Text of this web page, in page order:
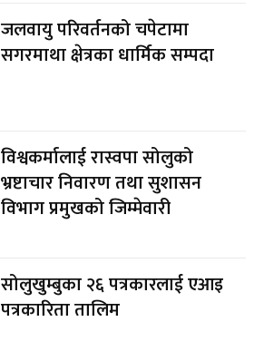
जलवायु परिवर्तनको चपेटामा
सगरमाथा क्षेत्रका धार्मिक सम्पदा
विश्वकर्मालाई रास्वपा सोलुको
भ्रष्टाचार निवारण तथा सुशासन
विभाग प्रमुखको जिम्मेवारी
सोलुखुम्बुका २६ पत्रकारलाई एआइ
पत्रकारिता तालिम